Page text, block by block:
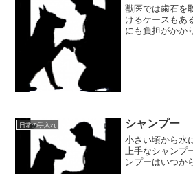
獣医では歯石を
けるケースもあ
にも負担がかか
日常の手入れ シャンプー
小さい頃から水
上手なシャンプ
ンプーはいつか